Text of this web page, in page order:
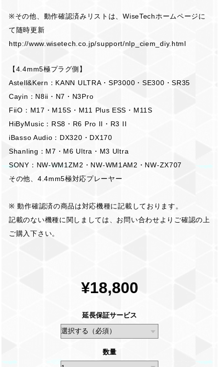
※その他、動作確認済みリストは、WiseTechホームページに
て随時更新
http://www.wisetech.co.jp/support/nlp_ciem_diy.html
【4.4mm5極プラグ側】
Astell&Kern：KANN ULTRA・SP3000・SE300・SR35
Cayin：N8ii・N7・N3Pro
FiiO：M17・M15S・M11 Plus ESS・M11S
HiByMusic：RS8・R6 Pro II・R3 II
iBasso Audio：DX320・DX170
Shanling：M7・M6 Ultra・M3 Ultra
SONY：NW-WM1ZM2・NW-WM1AM2・NW-ZX707
その他、4.4mm5極対応プレーヤー
※ 動作確認済の商品は対応機種に記載しております。
記載のない機種に関しましては、お問い合わせよりご確認の上
ご購入下さい。
¥18,800
延長保証サービス
数量